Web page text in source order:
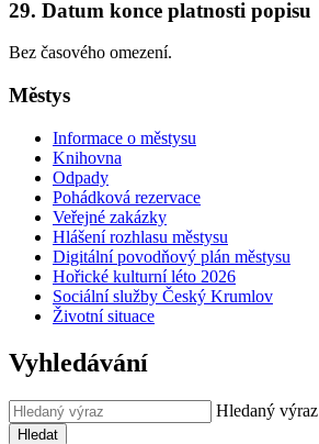
29. Datum konce platnosti popisu
Bez časového omezení.
Městys
Informace o městysu
Knihovna
Odpady
Pohádková rezervace
Veřejné zakázky
Hlášení rozhlasu městysu
Digitální povodňový plán městysu
Hořické kulturní léto 2026
Sociální služby Český Krumlov
Životní situace
Vyhledávání
Hledaný výraz
Hledat